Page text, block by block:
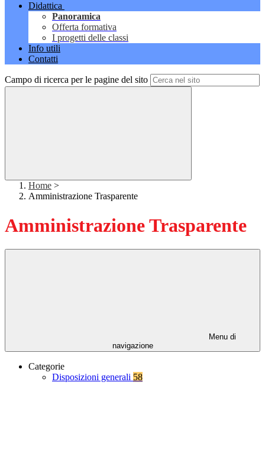
Didattica
Panoramica
Offerta formativa
I progetti delle classi
Info utili
Contatti
Campo di ricerca per le pagine del sito
Home >
Amministrazione Trasparente
Amministrazione Trasparente
Menu di
navigazione
Categorie
Disposizioni generali 58